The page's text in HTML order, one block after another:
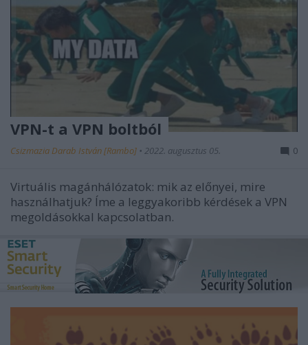
VPN-t a VPN boltból
Csizmazia Darab István [Rambo] • 2022. augusztus 05. 0
Virtuális magánhálózatok: mik az előnyei, mire
használhatjuk? Íme a leggyakoribb kérdések a VPN
megoldásokkal kapcsolatban.